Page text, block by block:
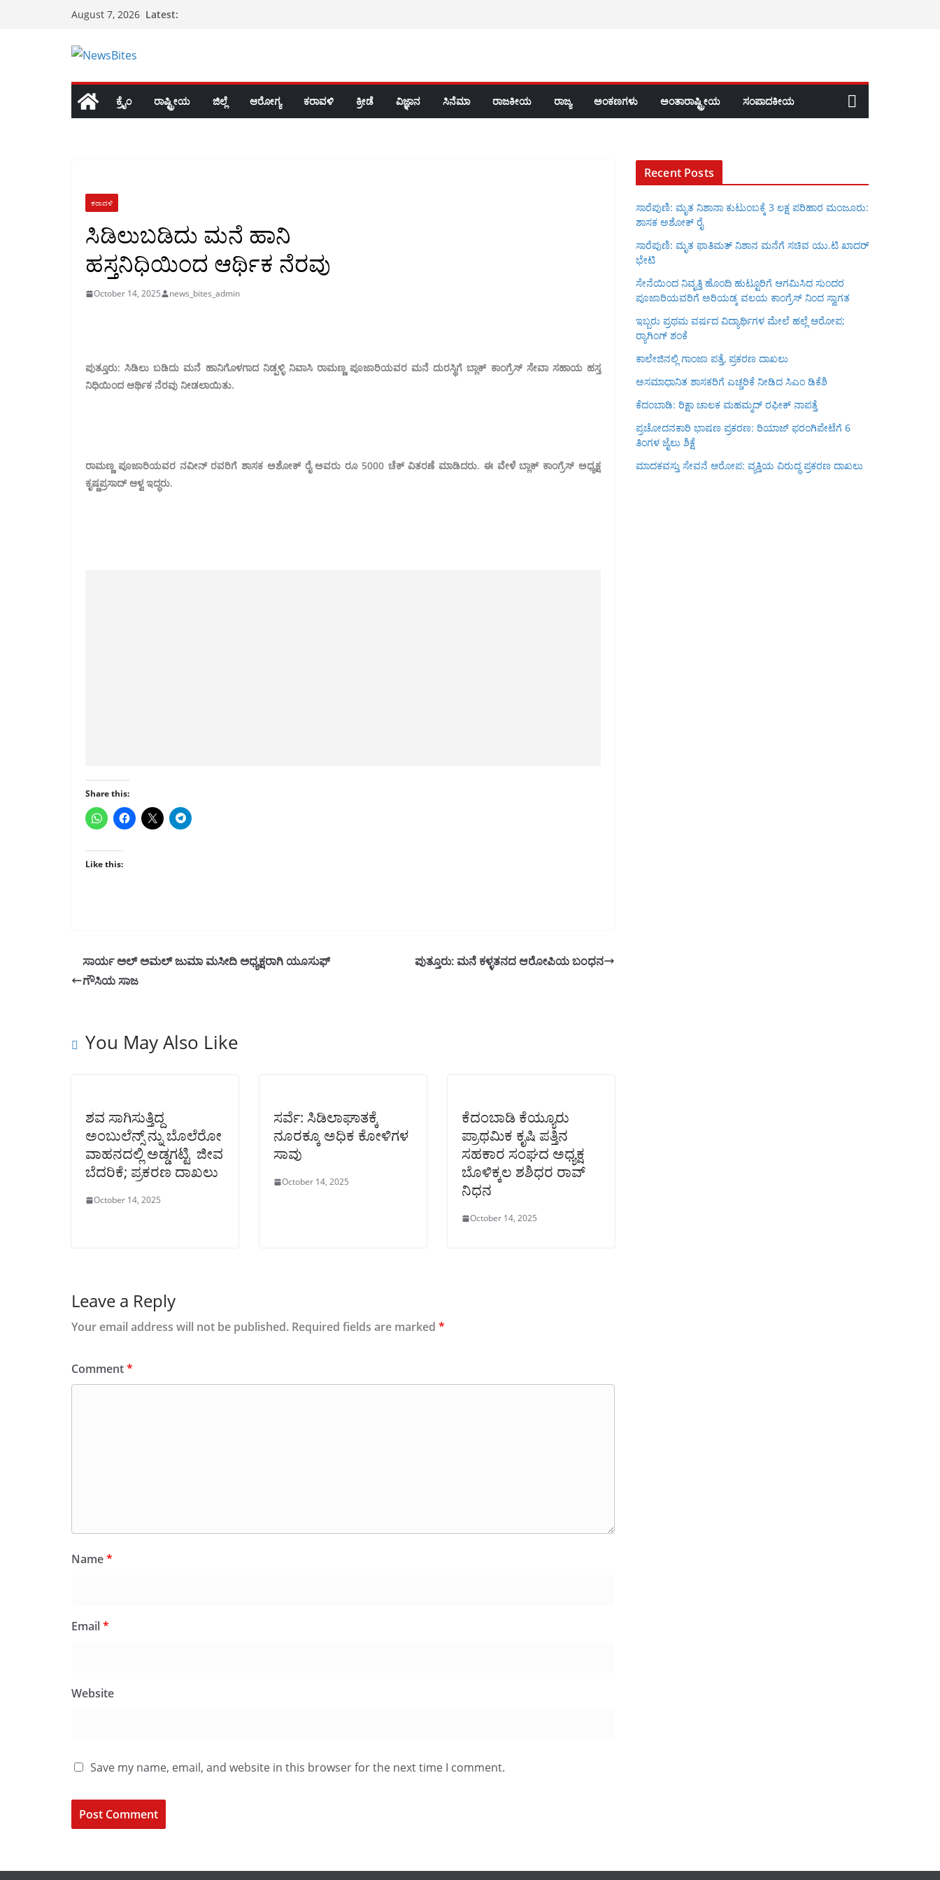
August 7, 2026 Latest:
ಕ್ರೈಂ ರಾಷ್ಟ್ರೀಯ ಜಿಲ್ಲೆ ಆರೋಗ್ಯ ಕರಾವಳಿ ಕ್ರೀಡೆ ವಿಜ್ಞಾನ ಸಿನೆಮಾ ರಾಜಕೀಯ ರಾಜ್ಯ ಅಂಕಣಗಳು ಅಂತಾರಾಷ್ಟ್ರೀಯ ಸಂಪಾದಕೀಯ
ಕರಾವಳಿ
ಸಿಡಿಲುಬಡಿದು ಮನೆ ಹಾನಿ
ಹಸ್ತ‌ನಿಧಿಯಿಂದ ಆರ್ಥಿಕ ನೆರವು
October 14, 2025 news_bites_admin
ಪುತ್ತೂರು: ಸಿಡಿಲು ಬಡಿದು ಮನೆ ಹಾನಿಗೊಳಗಾದ ನಿಡ್ಪಳ್ಳಿ ನಿವಾಸಿ ರಾಮಣ್ಣ ಪೂಜಾರಿಯವರ ಮನೆ ದುರಸ್ಥಿಗೆ ಬ್ಲಾಕ್ ಕಾಂಗ್ರೆಸ್ ಸೇವಾ ಸಹಾಯ ಹಸ್ತ
ನಿಧಿಯಿಂದ ಆರ್ಥಿಕ ನೆರವು ನೀಡಲಾಯಿತು.
ರಾಮಣ್ಣ ಪೂಜಾರಿಯವರ ನವೀನ್ ರವರಿಗೆ ಶಾಸಕ ಅಶೋಕ್ ರೈ ಅವರು ರೂ 5000 ಚೆಕ್ ವಿತರಣೆ ಮಾಡಿದರು. ಈ ವೇಳೆ ಬ್ಲಾಕ್ ಕಾಂಗ್ರೆಸ್ ಅಧ್ಯಕ್ಷ
ಕೃಷ್ಣಪ್ರಸಾದ್ ಆಳ್ವ ಇದ್ಧರು.
Share this:
Like this:
ಸಾರ್ಯ ಅಲ್ ಅಮಲ್ ಜುಮಾ ಮಸೀದಿ ಅಧ್ಯಕ್ಷರಾಗಿ ಯೂಸುಫ್
ಗೌಸಿಯ ಸಾಜ
ಪುತ್ತೂರು: ಮನೆ ಕಳ್ಳತನದ ಆರೋಪಿಯ ಬಂಧನ
You May Also Like
ಶವ ಸಾಗಿಸುತ್ತಿದ್ದ
ಅಂಬುಲೆನ್ಸ್‌ ನ್ನು ಬೊಲೆರೋ
ವಾಹನದಲ್ಲಿ ಅಡ್ಡಗಟ್ಟಿ ಜೀವ
ಬೆದರಿಕೆ; ಪ್ರಕರಣ ದಾಖಲು
October 14, 2025
ಸರ್ವೆ: ಸಿಡಿಲಾಘಾತಕ್ಕೆ
ನೂರಕ್ಕೂ ಅಧಿಕ ಕೋಳಿಗಳ
ಸಾವು
October 14, 2025
ಕೆದಂಬಾಡಿ ಕೆಯ್ಯೂರು
ಪ್ರಾಥಮಿಕ ಕೃಷಿ ಪತ್ತಿನ
ಸಹಕಾರ ಸಂಘದ ಅಧ್ಯಕ್ಷ
ಬೊಳಿಕ್ಕಲ ಶಶಿಧರ ರಾವ್
ನಿಧನ
October 14, 2025
Leave a Reply
Your email address will not be published. Required fields are marked *
Comment*
Name*
Email*
Website
Save my name, email, and website in this browser for the next time I comment.
Recent Posts
ಸಾರೆಪುಣಿ: ಮೃತ ನಿಶಾನಾ ಕುಟುಂಬಕ್ಕೆ 3 ಲಕ್ಷ ಪರಿಹಾರ ಮಂಜೂರು:
ಶಾಸಕ ಅಶೋಕ್ ರೈ
ಸಾರೆಪುಣಿ: ಮೃತ ಫಾತಿಮತ್ ನಿಶಾನ ಮನೆಗೆ ಸಚಿವ ಯು.ಟಿ ಖಾದರ್
ಭೇಟಿ
ಸೇನೆಯಿಂದ ನಿವೃತ್ತಿ ಹೊಂದಿ ಹುಟ್ಟೂರಿಗೆ ಆಗಮಿಸಿದ ಸುಂದರ
ಪೂಜಾರಿಯವರಿಗೆ ಅರಿಯಡ್ಕ ವಲಯ ಕಾಂಗ್ರೆಸ್ ನಿಂದ ಸ್ವಾಗತ
ಇಬ್ಬರು ಪ್ರಥಮ ವರ್ಷದ ವಿದ್ಯಾರ್ಥಿಗಳ ಮೇಲೆ ಹಲ್ಲೆ ಆರೋಪ;
ರ‍್ಯಾಗಿಂಗ್ ಶಂಕೆ
ಕಾಲೇಜಿನಲ್ಲಿ ಗಾಂಜಾ ಪತ್ತೆ, ಪ್ರಕರಣ ದಾಖಲು
ಅಸಮಾಧಾನಿತ ಶಾಸಕರಿಗೆ ಎಚ್ಚರಿಕೆ ನೀಡಿದ ಸಿಎಂ ಡಿಕೆಶಿ
ಕೆದಂಬಾಡಿ: ರಿಕ್ಷಾ ಚಾಲಕ ಮಹಮ್ಮದ್ ರಫೀಕ್ ನಾಪತ್ತೆ
ಪ್ರಚೋದನಕಾರಿ ಭಾಷಣ ಪ್ರಕರಣ: ರಿಯಾಜ್ ಫರಂಗಿಪೇಟೆಗೆ 6
ತಿಂಗಳ ಜೈಲು ಶಿಕ್ಷೆ
ಮಾದಕವಸ್ತು ಸೇವನೆ ಆರೋಪ: ವ್ಯಕ್ತಿಯ ವಿರುದ್ಧ ಪ್ರಕರಣ ದಾಖಲು